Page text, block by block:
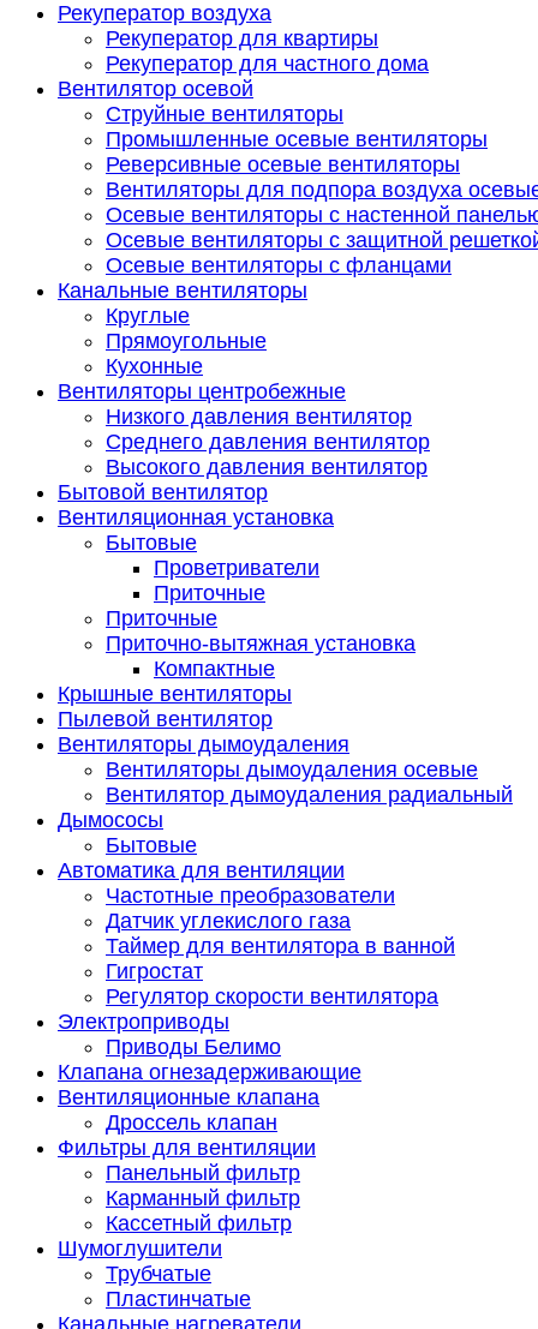
Рекуператор воздуха
Рекуператор для квартиры
Рекуператор для частного дома
Вентилятор осевой
Струйные вентиляторы
Промышленные осевые вентиляторы
Реверсивные осевые вентиляторы
Вентиляторы для подпора воздуха
Осевые вентиляторы с настенной
Осевые вентиляторы с защитной
Осевые вентиляторы с фланцами
Канальные вентиляторы
Круглые
Прямоугольные
Кухонные
Вентиляторы центробежные
Низкого давления вентилятор
Среднего давления вентилятор
Высокого давления вентилятор
Бытовой вентилятор
Вентиляционная установка
Бытовые
Проветриватели
Приточные
Приточные
Приточно-вытяжная установка
Компактные
Крышные вентиляторы
Пылевой вентилятор
Вентиляторы дымоудаления
Вентиляторы дымоудаления осевые
Вентилятор дымоудаления радиальный
Дымососы
Бытовые
Автоматика для вентиляции
Частотные преобразователи
Датчик углекислого газа
Таймер для вентилятора в ванной
Гигростат
Регулятор скорости вентилятора
Электроприводы
Приводы Белимо
Клапана огнезадерживающие
Вентиляционные клапана
Дроссель клапан
Фильтры для вентиляции
Панельный фильтр
Карманный фильтр
Кассетный фильтр
Шумоглушители
Трубчатые
Пластинчатые
Канальные нагреватели